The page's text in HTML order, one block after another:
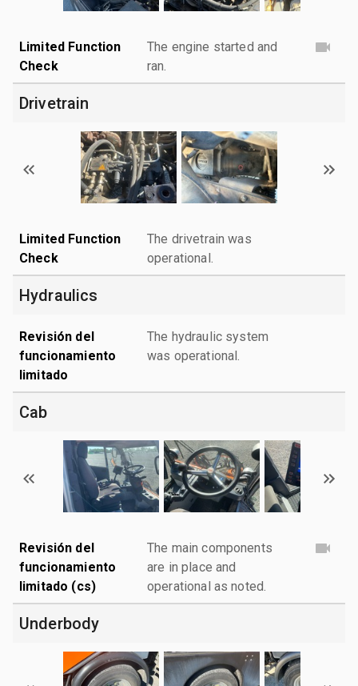
Limited Function
Check
The engine started and
ran.
Drivetrain
Limited Function
Check
The drivetrain was
operational.
Hydraulics
Revisión del
funcionamiento
limitado
The hydraulic system
was operational.
Cab
Revisión del
funcionamiento
limitado (cs)
The main components
are in place and
operational as noted.
Underbody